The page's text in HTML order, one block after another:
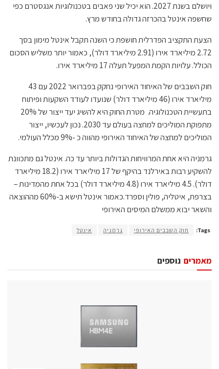
ויושלם בשנת 2027. הוא יכיל שני פאבים בטכנולוגיות אנגסטרם כפי
שחשפה אינטל בהכרזה גדולה בחודש מרץ.
הצעת התקציב הפדרלית חושפת כי השנה תקבל אינטל מימון בסך
2.72 מיליארד אירו (2.91 מיליארד דולר), כאמור יותר משליש הסכום
הכולל. עלויות הקמת המפעל תעלה 17 מיליארד אירו.
חוק השבבים של האיחוד האירופי נחקק בפברואר 2022 עם 43
מיליארד אירו (46 מיליארד דולר) שנועדו לעודד השקעות ופיתוח
בתעשיית הטכנולוגיה. מטרת החוק היא להשיג יעד ייצור של 20%
מתפוקת המוליכים למחצה בעולם עד 2030. נכון לעכשיו, ייצור
המוליכים למחצה של האיחוד האירופי מהווה כ -9% מכלל העולמי.
גרמניה היא אחת המרוויחות הגדולות ביותר עד כה. אינטל גם מתכוונת
להשקיע רבות באירלנד בהיקף של 17 מיליארד אירו (18.2 מיליארד
דולר). 4.5 מיליארד אירו (4.8 מיליארד דולר) בכל אחת מהמדינות –
בצרפת, איטליה, פולין וספרד.כאמור אינטל תישא ב-60% מההוצאה
והשאר יבוא ממשלם המיסים האירופי
Tags: חוק השבבים האירופי גרמניה אינטל
נוספים מאמרים